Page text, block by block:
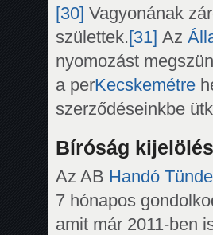
[30] Vagyonának
születtek. [31] Az
nyomozást
a perKecskemétre
szerződéseinkbe
Bíróság
Az AB Handó Tünde
7 hónapos
amit már 2011-ben